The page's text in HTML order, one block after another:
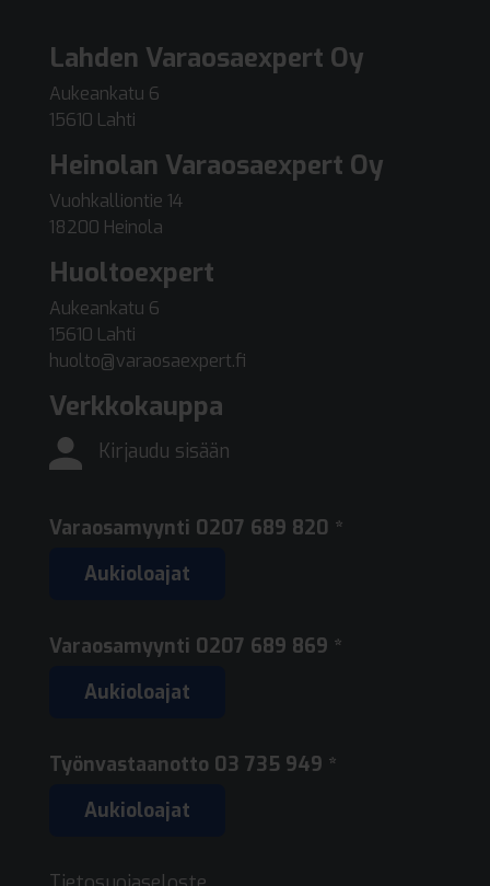
Lahden Varaosaexpert Oy
Aukeankatu 6
15610 Lahti
Heinolan Varaosaexpert Oy
Vuohkalliontie 14
18200 Heinola
Huoltoexpert
Aukeankatu 6
15610 Lahti
huolto@varaosaexpert.fi
Verkkokauppa
Kirjaudu sisään
Varaosamyynti 0207 689 820 *
Aukioloajat
Varaosamyynti 0207 689 869 *
Aukioloajat
Työnvastaanotto 03 735 949 *
Aukioloajat